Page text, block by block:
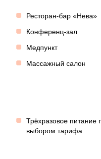
Ресторан-бар «Нева»
Конференц-зал
Медпункт
Массажный салон
Трёхразовое питание
выбором тарифа